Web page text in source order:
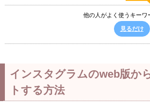
他の人がよく使うキーワ
見るだけ
インスタグラムのweb版か
トする方法